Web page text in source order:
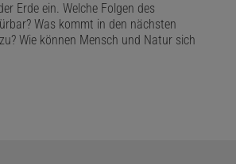
Erde ein. Welche Folgen des
Was kommt in den nächsten
Wie können Mensch und Natur sich